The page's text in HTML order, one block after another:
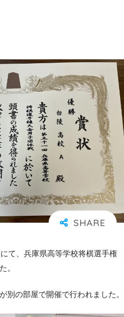
て、兵庫県高等学校将棋選手権
。
別の部屋で開催で行われました。